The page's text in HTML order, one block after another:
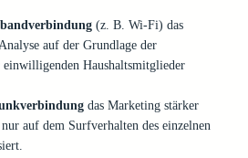
(z. B. Wi-Fi) das
auf der Grundlage der
Haushaltsmitglieder
das Marketing stärker
auf dem Surfverhalten des einzelnen